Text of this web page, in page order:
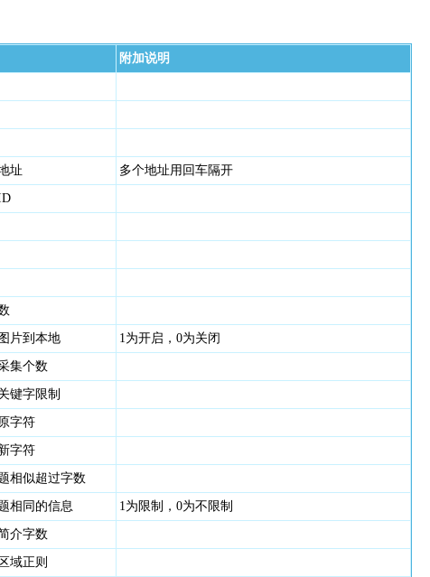
附加说明
址 多个地址用回车隔开
片到本地 1为开启，0为关闭
集个数
键字限制
字符
字符
相似超过字数
相同的信息 1为限制，0为不限制
介字数
域正则